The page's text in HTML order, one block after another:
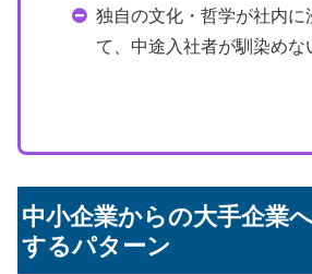
独自の文化・哲学が社内に
て、中途入社者が馴染めな
中小企業からの大手企業
するパターン